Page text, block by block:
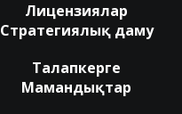
Лицензиялар
Стратегиялық даму
Талапкерге
Мамандықтар